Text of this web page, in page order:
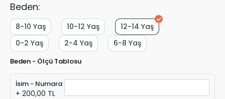
Beden:
12-14 Yaş
10-12 Yaş
8-10 Yaş
6-8 Yaş
2-4 Yaş
0-2 Yaş
Beden - Ölçü Tablosu
İsim - Numara
+ 200,00 TL